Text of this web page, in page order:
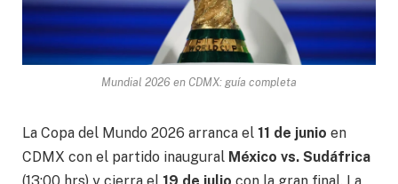
Mundial 2026 en CDMX: guía completa
La Copa del Mundo 2026 arranca el 11 de junio en
CDMX con el partido inaugural México vs. Sudáfrica